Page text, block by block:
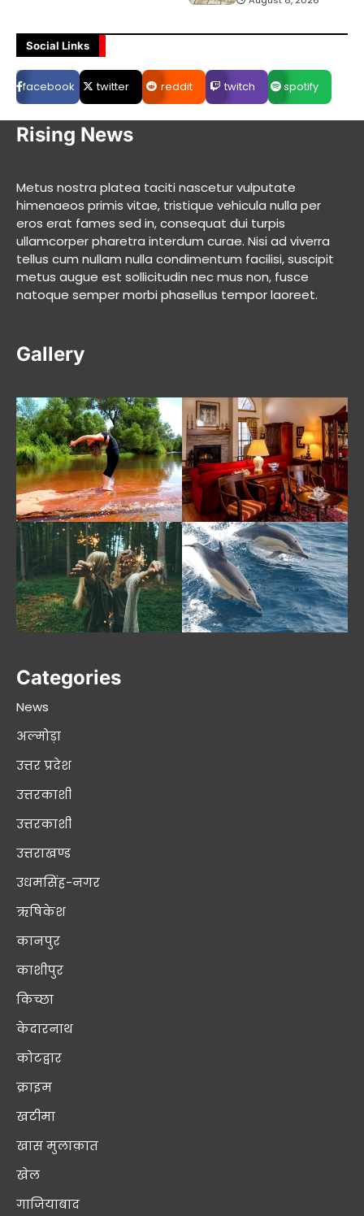
Social Links
facebook twitter reddit twitch spotify
Rising News
Metus nostra platea taciti nascetur vulputate
himenaeos primis vitae, tristique vehicula nulla per
eros erat fames sed in, consequat dui turpis
ullamcorper pharetra interdum curae. Nisi ad viverra
tellus cum nullam nulla condimentum facilisi, suscipit
metus augue est sollicitudin nec mus non, fusce
natoque semper morbi phasellus tempor laoreet.
Gallery
Categories
News
अल्मोड़ा
उत्तर प्रदेश
उत्तरकाशी
उत्तरकाशी
उत्तराखण्ड
उधमसिंह-नगर
ऋषिकेश
कानपुर
काशीपुर
किच्छा
केदारनाथ
कोटद्वार
क्राइम
खटीमा
खास मुलाक़ात
खेल
गाजियाबाद